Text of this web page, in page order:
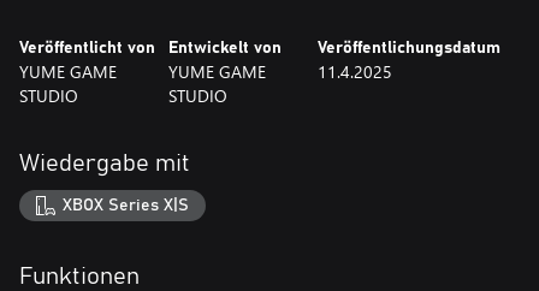
Veröffentlicht von
YUME GAME
STUDIO
Entwickelt von
YUME GAME
STUDIO
Veröffentlichungsdatum
11.4.2025
Wiedergabe mit
XBOX Series X|S
Funktionen